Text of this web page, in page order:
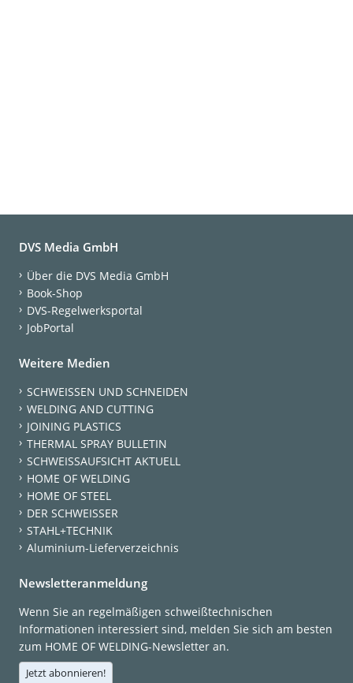
DVS Media GmbH
Über die DVS Media GmbH
Book-Shop
DVS-Regelwerksportal
JobPortal
Weitere Medien
SCHWEISSEN UND SCHNEIDEN
WELDING AND CUTTING
JOINING PLASTICS
THERMAL SPRAY BULLETIN
SCHWEISSAUFSICHT AKTUELL
HOME OF WELDING
HOME OF STEEL
DER SCHWEISSER
STAHL+TECHNIK
Aluminium-Lieferverzeichnis
Newsletteranmeldung
Wenn Sie an regelmäßigen schweißtechnischen
Informationen interessiert sind, melden Sie sich am besten
zum HOME OF WELDING-Newsletter an.
Jetzt abonnieren!